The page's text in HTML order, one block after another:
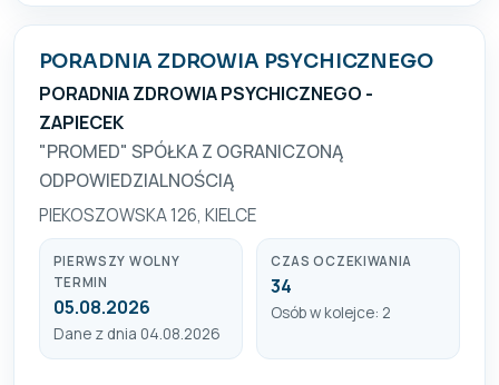
PORADNIA ZDROWIA PSYCHICZNEGO
PORADNIA ZDROWIA PSYCHICZNEGO -
ZAPIECEK
"PROMED" SPÓŁKA Z OGRANICZONĄ
ODPOWIEDZIALNOŚCIĄ
PIEKOSZOWSKA 126, KIELCE
PIERWSZY WOLNY
TERMIN
05.08.2026
Dane z dnia 04.08.2026
CZAS OCZEKIWANIA
34
Osób w kolejce: 2